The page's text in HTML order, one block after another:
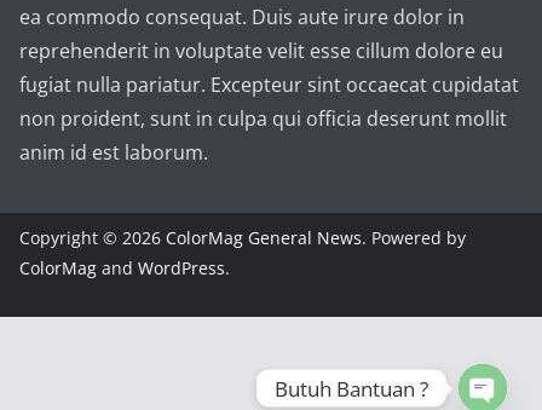
ea commodo consequat. Duis aute irure dolor in
reprehenderit in voluptate velit esse cillum dolore eu
fugiat nulla pariatur. Excepteur sint occaecat cupidatat
non proident, sunt in culpa qui officia deserunt mollit
anim id est laborum.
Copyright © 2026 ColorMag General News. Powered by
ColorMag and WordPress.
Butuh Bantuan ?